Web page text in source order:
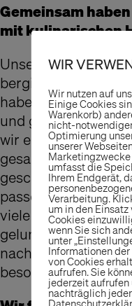
Gemeinsam
mit kulinarischen
Unser Sommerfest
bergischen Land
haben wir Gemüse
und gegrillt. Bei
wir einen
gesamten Team
geschlemmt – es
passende dabei!
viele lachende
gelungenen Fest
nach den
besonders gut
WIR
Wir nutzen auf
Einige Cookies
Warenkorb)
nicht-
Optimierung
unserer
umfasst die
Ihrem Endgerät,
Verarbeitung.
um in den
Cookies
wenn Sie sich
unter
Informationen
von Cookies
aufrufen. Sie
jederzeit aufrufen
nachträglich